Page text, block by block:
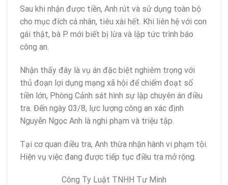
Sau khi nhận được tiền, Anh rút và sử dụng toàn bộ
cho mục đích cá nhân, tiêu xài hết. Khi liên hệ với con
gái thật, bà P. mới biết bị lừa và lập tức trình báo
công an.
Nhận thấy đây là vụ án đặc biệt nghiêm trọng với
thủ đoạn lợi dụng mạng xã hội để chiếm đoạt số
tiền lớn, Phòng Cảnh sát hình sự lập chuyên án điều
tra. Đến ngày 03/8, lực lượng công an xác định
Nguyễn Ngọc Anh là nghi phạm và triệu tập.
Tại cơ quan điều tra, Anh thừa nhận hành vi phạm tội.
Hiện vụ việc đang được tiếp tục điều tra mở rộng.
Công Ty Luật TNHH Tư Minh